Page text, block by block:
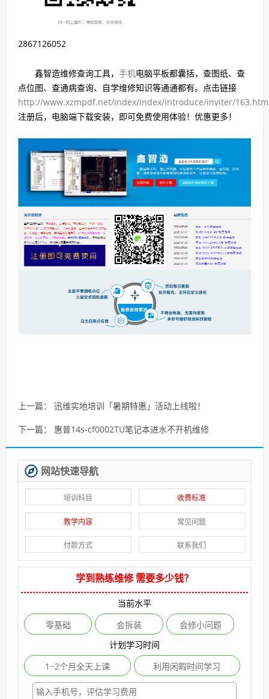
2867126052
鑫智造维修查询工具， 手机电脑平板都囊括，查图纸、查
点位图、查通病查询、自学维修知识等通通都有。点击链接
http://www.xzmpdf.net/index/index/introduce/inviter/
注册后，电脑端下载安装，即可免费使用体验！优惠更多！
上一篇： 迅维实地培训「暑期特惠」活动上线啦！
下一篇： 惠普14s-cf0002TU笔记本进水不开机维修
网站快速导航
培训科目 收费标准
教学内容 常见问题
付款方式 联系我们
学到熟练维修 需要多少钱？
当前水平
零基础
会拆装
会修小问题
计划学习时间
1~2个月全天上课
利用闲暇时间学习